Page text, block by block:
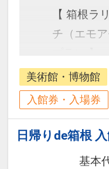
【 箱根ラ
チ（エモ
プラン 】
美術館・博物館
入館券・入場券
日帰りde箱根
基本